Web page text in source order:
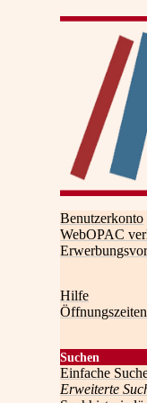
Benutzerkonto
WebOPAC
Hilfe
Öffnungszeiten
Suchen
Einfache
Erweiterte